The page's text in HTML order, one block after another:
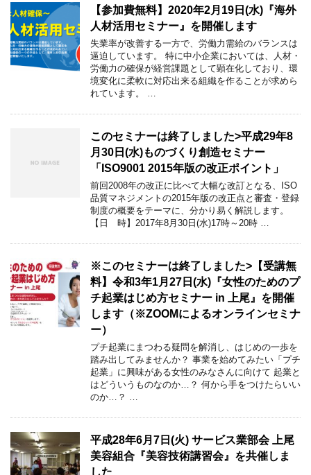
【参加費無料】2020年2月19日(水)『海外
人材活用セミナー』を開催します
失業率が改善する一方で、労働力需給のバランスは
逼迫しています。 特に中小企業においては、人材・
労働力の確保が経営課題として顕在化しており、環
境変化に柔軟に対応出来る組織を作ることが求めら
れています。 …
このセミナーは終了しました>平成29年8
月30日(水)ものづくり創造セミナー
「ISO9001 2015年版の改正ポイント」
前回2008年の改正に比べて大幅な改訂となる、ISO
品質マネジメントの2015年版の改正点と審査・登録
制度の概要をテーマに、分かり易く解説します。
【日 時】2017年8月30日(水)17時～20時 …
※このセミナーは終了しました>【受講無
料】令和3年1月27日(水)『女性のためのプ
チ起業はじめ方セミナー in 上尾』を開催
します（※ZOOMによるオンラインセミナ
ー）
プチ起業にまつわる疑問を解消し、はじめの一歩を
踏み出してみませんか？ 事業を始めてみたい「プチ
起業」に興味がある女性のみなさんに向けて 起業と
はどういうものなのか…？ 何から手をつけたらいい
のか…？ …
平成28年6月7日(火) サービス業部会 上尾
美容組合『美容技術講習会』を共催しま
した